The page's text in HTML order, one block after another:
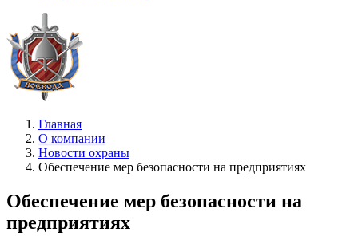
Главная
О компании
Новости охраны
Обеспечение мер безопасности на предприятиях
Обеспечение мер безопасности на
предприятиях